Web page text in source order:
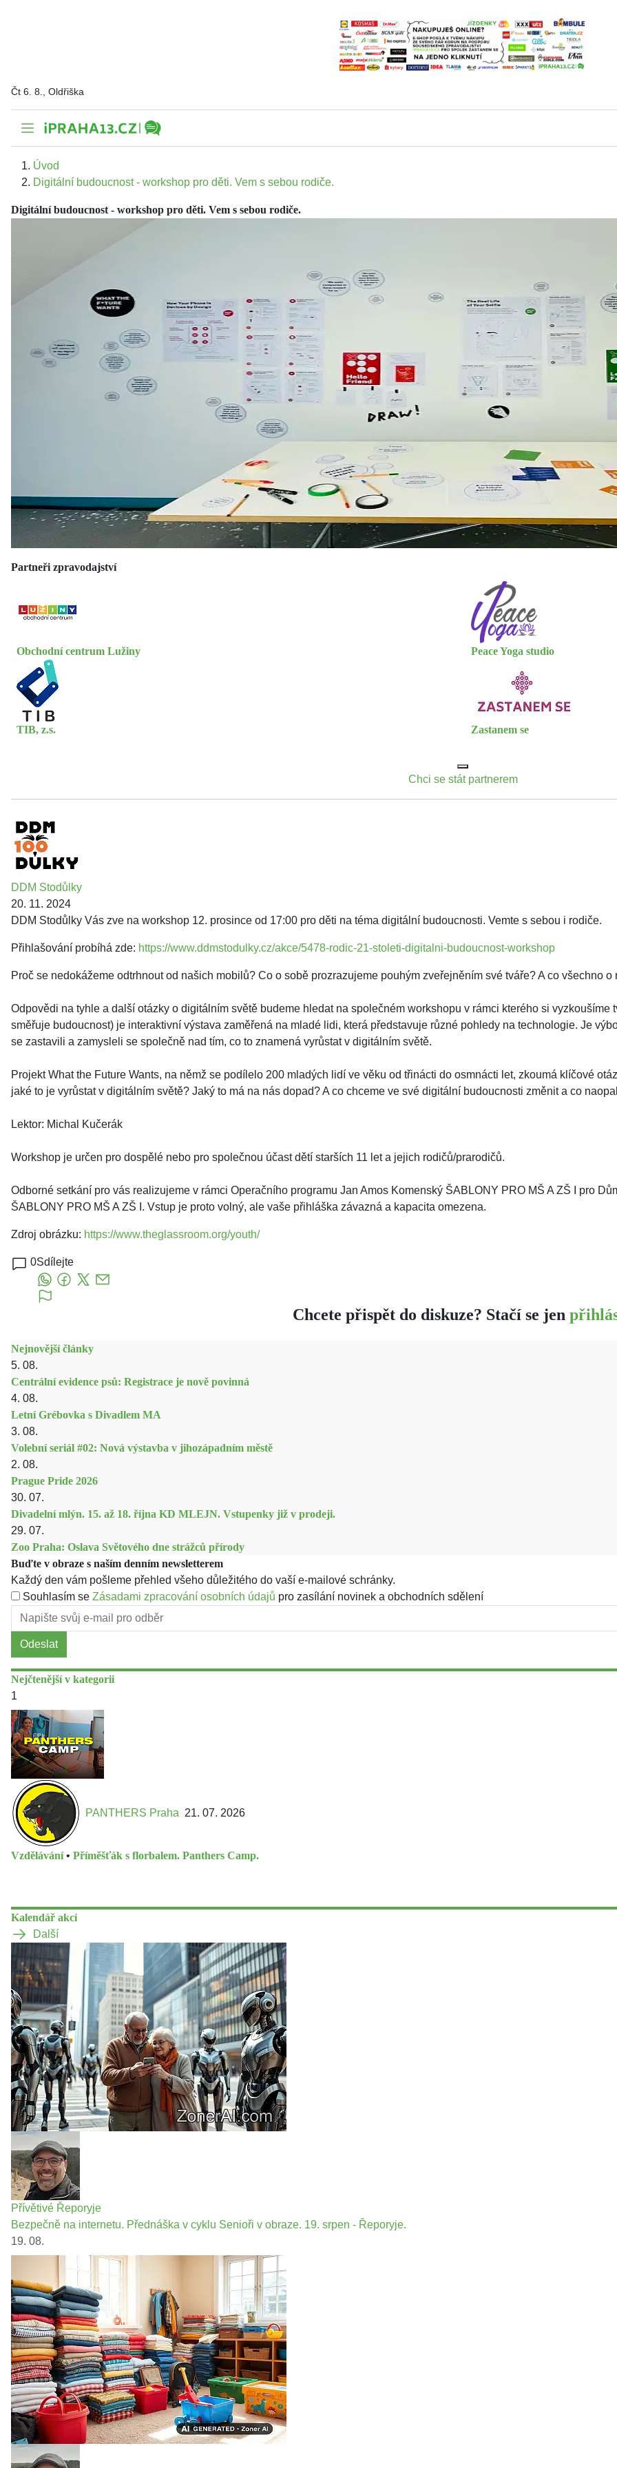
Čt 6. 8., Oldřiška
Úvod
Digitální budoucnost - workshop pro děti. Vem s sebou rodiče.
Digitální budoucnost - workshop pro děti. Vem s sebou rodiče.
Partneři zpravodajství
Obchodní centrum Lužiny Peace Yoga studio
TIB, z.s. Zastanem se
Chci se stát partnerem
DDM Stodůlky
20. 11. 2024
DDM Stodůlky Vás zve na workshop 12. prosince od 17:00 pro děti na téma digitální budoucnosti. Vemte s sebou i rodiče.
Přihlašování probíhá zde: https://www.ddmstodulky.cz/akce/5478-rodic-21-stoleti-digitalni-budoucnost-workshop
Proč se nedokážeme odtrhnout od našich mobilů? Co o sobě prozrazujeme pouhým zveřejněním své tváře? A co všechno
Odpovědi na tyhle a další otázky o digitálním světě budeme hledat na společném workshopu v rámci kterého si vyzkoušíme
směřuje budoucnost) je interaktivní výstava zaměřená na mladé lidi, která představuje různé pohledy na technologie. Je
se zastavili a zamysleli se společně nad tím, co to znamená vyrůstat v digitálním světě.
Projekt What the Future Wants, na němž se podílelo 200 mladých lidí ve věku od třinácti do osmnácti let, zkoumá klíčové
jaké to je vyrůstat v digitálním světě? Jaký to má na nás dopad? A co chceme ve své digitální budoucnosti změnit a co
Lektor: Michal Kučerák
Workshop je určen pro dospělé nebo pro společnou účast dětí starších 11 let a jejich rodičů/prarodičů.
Odborné setkání pro vás realizujeme v rámci Operačního programu Jan Amos Komenský ŠABLONY PRO MŠ A ZŠ I pro
ŠABLONY PRO MŠ A ZŠ I. Vstup je proto volný, ale vaše přihláška závazná a kapacita omezena.
Zdroj obrázku: https://www.theglassroom.org/youth/
0Sdílejte
Chcete přispět do diskuze? Stačí se jen
Nejnovější články
5. 08.
Centrální evidence psů: Registrace je nově povinná
4. 08.
Letní Grébovka s Divadlem MA
3. 08.
Volební seriál #02: Nová výstavba v jihozápadním městě
2. 08.
Prague Pride 2026
30. 07.
Divadelní mlýn. 15. až 18. října KD MLEJN. Vstupenky již v prodeji.
29. 07.
Zoo Praha: Oslava Světového dne strážců přírody
Buďte v obraze s naším denním newsletterem
Každý den vám pošleme přehled všeho důležitého do vaší e-mailové schránky.
Souhlasím se Zásadami zpracování osobních údajů pro zasílání novinek a obchodních sdělení
Odeslat
Nejčtenější v kategorii
1
PANTHERS Praha 21. 07. 2026
Vzdělávání • Příměšťák s florbalem. Panthers Camp.
Kalendář akcí
Další
Přívětivé Řeporyje
Bezpečně na internetu. Přednáška v cyklu Senioři v obraze. 19. srpen - Řeporyje.
19. 08.